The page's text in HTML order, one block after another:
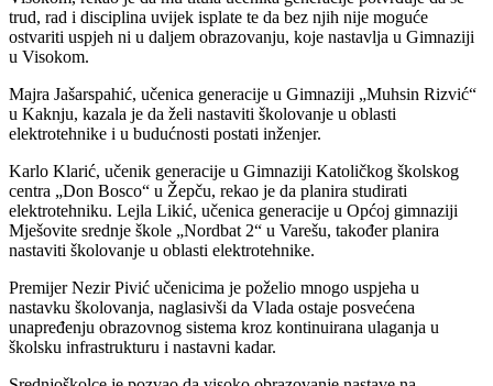
trud, rad i disciplina uvijek isplate te da bez njih nije moguće
ostvariti uspjeh ni u daljem obrazovanju, koje nastavlja u Gimnaziji
u Visokom.
Majra Jašarspahić, učenica generacije u Gimnaziji „Muhsin Rizvić“
u Kaknju, kazala je da želi nastaviti školovanje u oblasti
elektrotehnike i u budućnosti postati inženjer.
Karlo Klarić, učenik generacije u Gimnaziji Katoličkog školskog
centra „Don Bosco“ u Žepču, rekao je da planira studirati
elektrotehniku. Lejla Likić, učenica generacije u Općoj gimnaziji
Mješovite srednje škole „Nordbat 2“ u Varešu, također planira
nastaviti školovanje u oblasti elektrotehnike.
Premijer Nezir Pivić učenicima je poželio mnogo uspjeha u
nastavku školovanja, naglasivši da Vlada ostaje posvećena
unapređenju obrazovnog sistema kroz kontinuirana ulaganja u
školsku infrastrukturu i nastavni kadar.